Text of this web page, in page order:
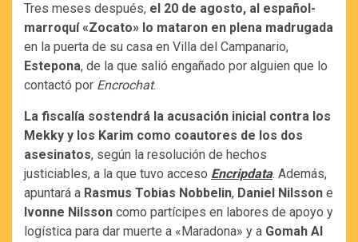
Tres meses después, el 20 de agosto, al español-
marroquí «Zocato» lo mataron en plena madrugada
en la puerta de su casa en Villa del Campanario,
Estepona, de la que salió engañado por alguien que lo
contactó por Encrochat.
La fiscalía sostendrá la acusación inicial contra los
Mekky y los Karim como coautores de los dos
asesinatos, según la resolución de hechos
justiciables, a la que tuvo acceso Encripdata. Además,
apuntará a Rasmus Tobias Nobbelin, Daniel Nilsson e
Ivonne Nilsson como partícipes en labores de apoyo y
logística para dar muerte a «Maradona» y a Gomah Al